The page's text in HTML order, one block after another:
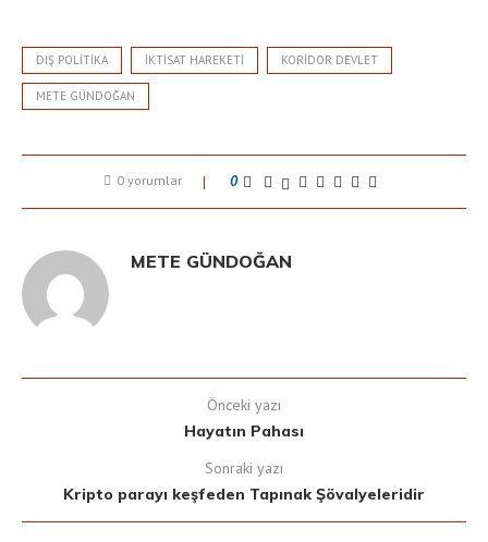
DIŞ POLITIKA IKTISAT HAREKETI KORIDOR DEVLET
METE GÜNDOĞAN
0 yorumlar 0
METE GÜNDOĞAN
Önceki yazı
Hayatın Pahası
Sonraki yazı
Kripto parayı keşfeden Tapınak Şövalyeleridir